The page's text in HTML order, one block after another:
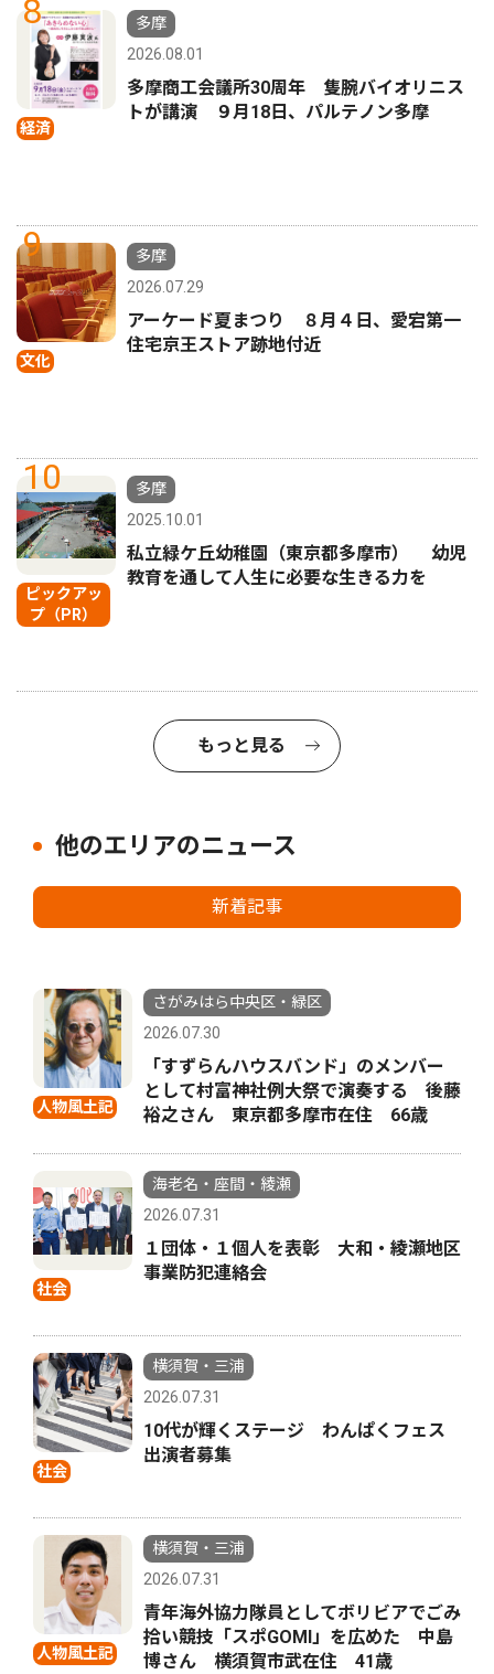
8
経済
多摩
2026.08.01
多摩商工会議所30周年 隻腕バイオリニス
トが講演 ９月18日、パルテノン多摩
9
文化
多摩
2026.07.29
アーケード夏まつり ８月４日、愛宕第一
住宅京王ストア跡地付近
10
ピックアッ
プ（PR）
多摩
2025.10.01
私立緑ケ丘幼稚園（東京都多摩市） 幼児
教育を通して人生に必要な生きる力を
もっと見る
他のエリアのニュース
新着記事
人物風土記
さがみはら中央区・緑区
2026.07.30
「すずらんハウスバンド」のメンバー
として村富神社例大祭で演奏する 後藤
裕之さん 東京都多摩市在住 66歳
社会
海老名・座間・綾瀬
2026.07.31
１団体・１個人を表彰 大和・綾瀬地区
事業防犯連絡会
社会
横須賀・三浦
2026.07.31
10代が輝くステージ わんぱくフェス
出演者募集
人物風土記
横須賀・三浦
2026.07.31
青年海外協力隊員としてボリビアでごみ
拾い競技「スポGOMI」を広めた 中島
博さん 横須賀市武在住 41歳